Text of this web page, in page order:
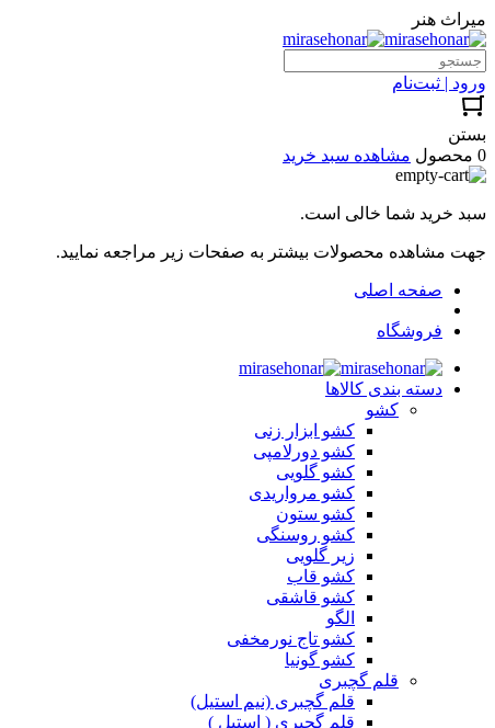
میراث هنر
ورود | ثبت‌نام
بستن
0 محصول
مشاهده سبد خرید
سبد خرید شما خالی است.
جهت مشاهده محصولات بیشتر به صفحات زیر مراجعه نمایید.
صفحه اصلی
فروشگاه
دسته بندی کالاها
کشو
کشو ابزار زنی
کشو دورلامپی
کشو گلویی
کشو مرواریدی
کشو ستون
کشو روسنگی
زیر گلویی
کشو قاب
کشو قاشقی
الگو
کشو تاج نورمخفی
کشو گونیا
قلم گچبری
قلم گچبری (نیم استیل)
قلم گچبری ( استیل )